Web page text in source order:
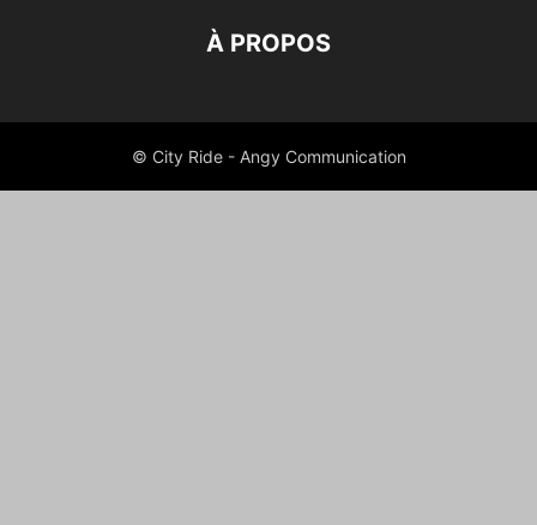
À PROPOS
© City Ride - Angy Communication